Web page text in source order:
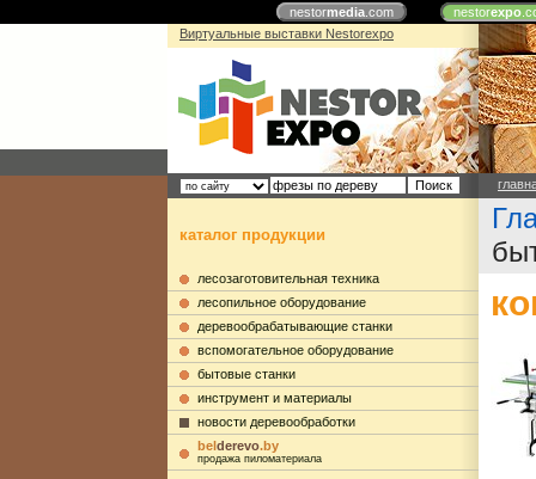
nestormedia.com nestorexpo
Виртуальные выставки Nestorexpo
каталог продукции
лесозаготовительная техника
лесопильное оборудование
деревообрабатывающие станки
вспомогательное оборудование
бытовые станки
инструмент и материалы
новости деревообработки
belderevo.by
продажа пиломатериала